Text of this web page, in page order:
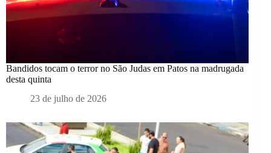
Bandidos tocam o terror no São Judas em Patos na madrugada
desta quinta
23 de julho de 2026